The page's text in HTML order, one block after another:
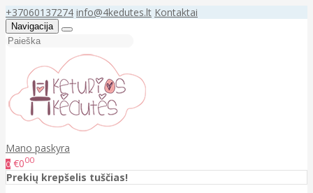
+37060137274 info@4kedutes.lt Kontaktai
Navigacija
Mano paskyra
0 €000
Prekių krepšelis tuščias!